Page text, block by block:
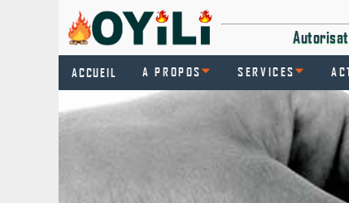
ACCUEIL A PROPOS SERVICES